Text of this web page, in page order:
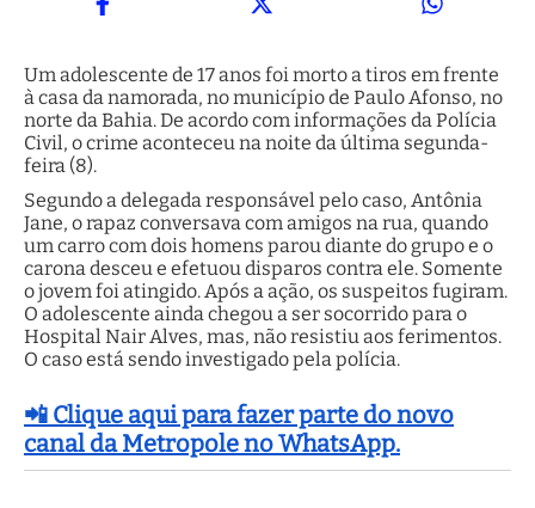
Um adolescente de 17 anos foi morto a tiros em frente
à casa da namorada, no município de Paulo Afonso, no
norte da Bahia. De acordo com informações da Polícia
Civil, o crime aconteceu na noite da última segunda-
feira (8).
Segundo a delegada responsável pelo caso, Antônia
Jane, o rapaz conversava com amigos na rua, quando
um carro com dois homens parou diante do grupo e o
carona desceu e efetuou disparos contra ele. Somente
o jovem foi atingido. Após a ação, os suspeitos fugiram.
O adolescente ainda chegou a ser socorrido para o
Hospital Nair Alves, mas, não resistiu aos ferimentos.
O caso está sendo investigado pela polícia.
📲 Clique aqui para fazer parte do novo
canal da Metropole no WhatsApp.